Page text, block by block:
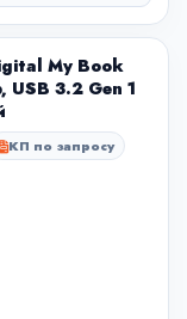
My Book
3.2 Gen 1
КП по запросу